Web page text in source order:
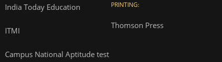
India Today Education
ITMI
Campus National Aptitude test
PRINTING:
Thomson Press